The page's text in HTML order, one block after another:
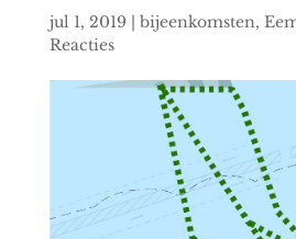
jul 1, 2019 | bijeenkomsten,
Reacties